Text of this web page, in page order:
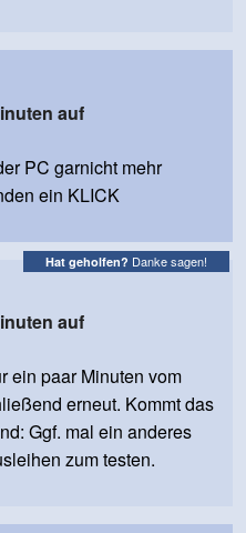
auf
PC garnicht mehr
ein KLICK
Hat geholfen? Danke sagen!
auf
ein paar Minuten vom
erneut. Kommt das
Ggf. mal ein anderes
zum testen.